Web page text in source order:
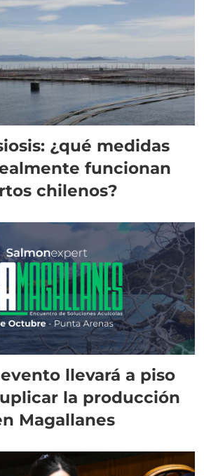
¿qué medidas
funcionan
chilenos?
llevará a piso
la producción
Magallanes